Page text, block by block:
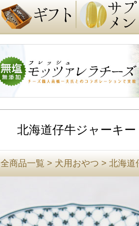
北海道仔牛ジャーキー
全商品一覧 > 犬用おやつ > 北海道